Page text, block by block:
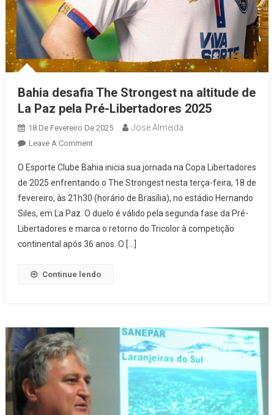
Bahia desafia The Strongest na altitude de
La Paz pela Pré-Libertadores 2025
18 De Fevereiro De 2025 Jose Almeida
Leave A CommentOn
Desafia
The
Strongest
Na
Altitude
De
Paz
2025
O Esporte Clube Bahia inicia sua jornada na Copa Libertadores
de 2025 enfrentando o The Strongest nesta terça-feira, 18 de
fevereiro, às 21h30 (horário de Brasília), no estádio Hernando
Siles, em La Paz. O duelo é válido pela segunda fase da Pré-
Libertadores e marca o retorno do Tricolor à competição
continental após 36 anos. O […]
Continue lendo